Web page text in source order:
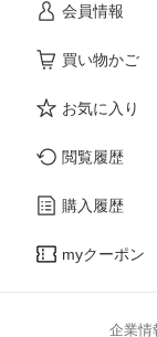
会員情報
買い物かご
お気に入り
閲覧履歴
購入履歴
myクーポン
企業情